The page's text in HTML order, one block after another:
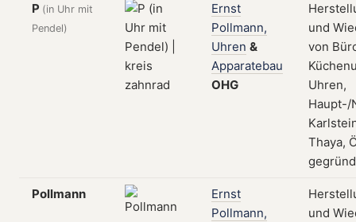
P (in Uhr mit
Pendel)
Ernst
Pollmann,
Uhren &
Apparatebau
OHG
und
von
Uhren,
Haupt-/
Thaya,
Pollmann
Ernst
Pollmann,
und